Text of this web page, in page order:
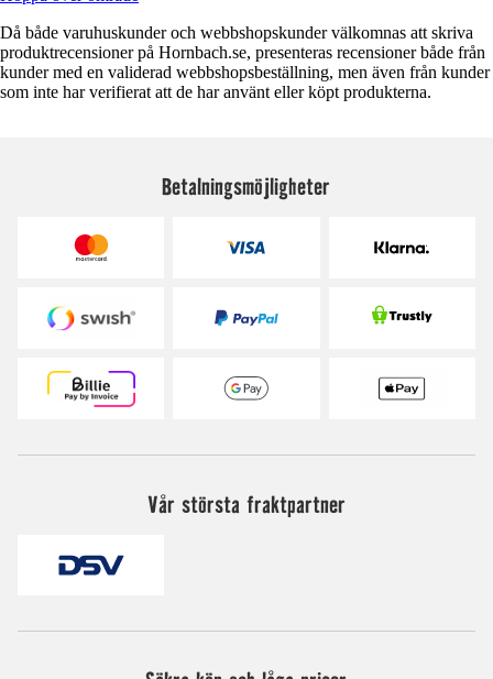
Då både varuhuskunder och webbshopskunder välkomnas att skriva
produktrecensioner på Hornbach.se, presenteras recensioner både från
kunder med en validerad webbshopsbeställning, men även från kunder
som inte har verifierat att de har använt eller köpt produkterna.
Betalningsmöjligheter
Vår största fraktpartner